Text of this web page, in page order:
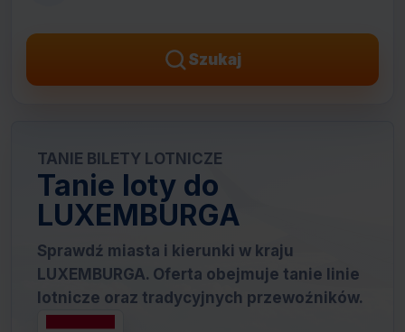
TANIE BILETY LOTNICZE
Tanie loty do
LUXEMBURGA
Sprawdź miasta i kierunki w kraju
LUXEMBURGA. Oferta obejmuje tanie linie
lotnicze oraz tradycyjnych przewoźników.
Szukaj